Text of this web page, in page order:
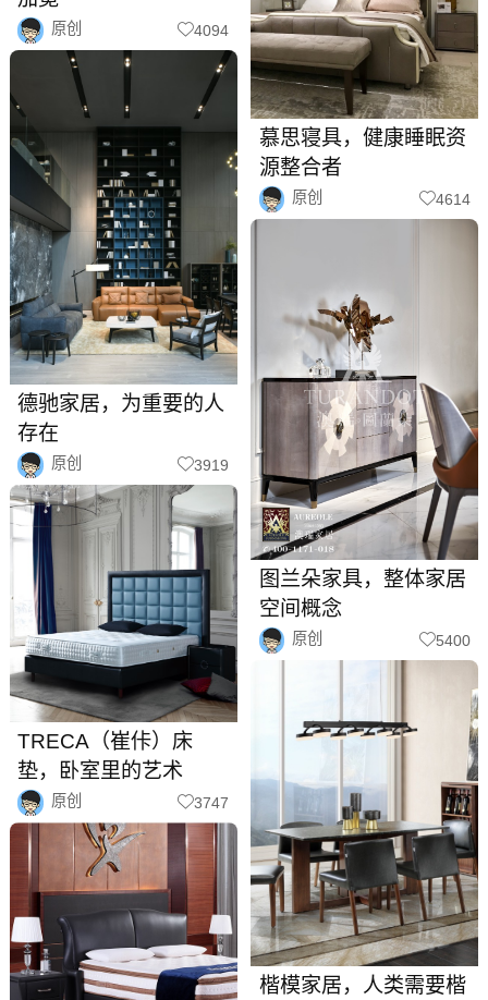
原创 4094
德驰家居，为重要的人
存在
原创 3919
TRECA（崔佧）床
垫，卧室里的艺术
原创 3747
慕思寝具，健康睡眠资
源整合者
原创 4614
图兰朵家具，整体家居
空间概念
原创 5400
楷模家居，人类需要楷